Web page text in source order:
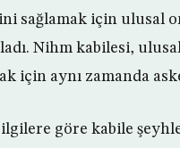
sağlamak için ulusal
Nihm kabilesi,
için aynı zamanda
göre kabile